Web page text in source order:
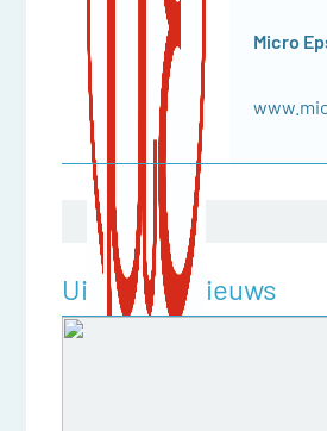
Micro
Uitgelicht nieuws